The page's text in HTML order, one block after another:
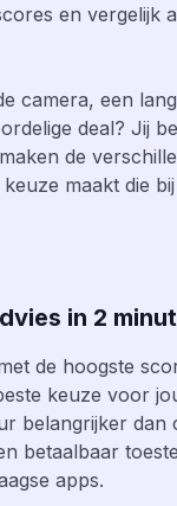
en vergelijk
camera, een
deal? Jij
de
maakt die
in 2
de hoogste
keuze voor
belangrijker dan
betaalbaar
apps.